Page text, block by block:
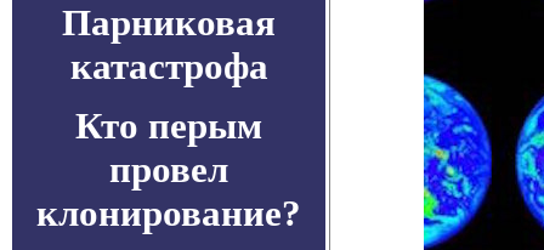
Парниковая
катастрофа
Кто перым
провел
клонирование?